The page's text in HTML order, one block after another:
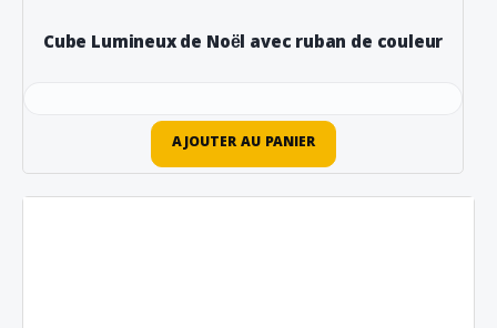
Cube Lumineux de Noël avec ruban de couleur
AJOUTER AU PANIER